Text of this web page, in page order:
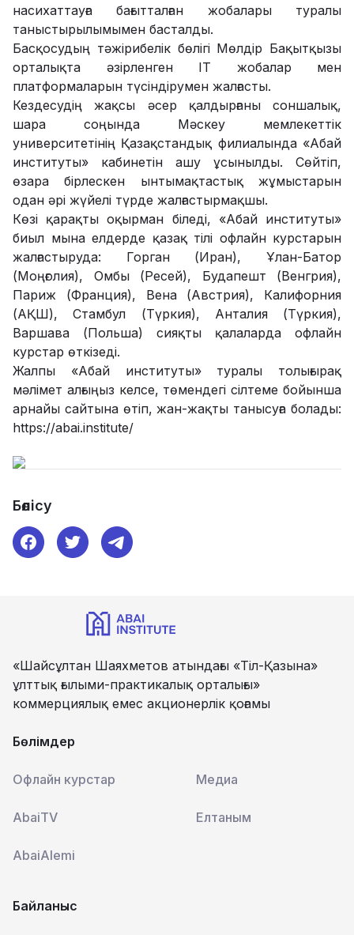
насихаттауға бағытталған жобалары туралы
таныстырылымымен басталды.
Басқосудың тәжірибелік бөлігі Мөлдір Бақытқызы
орталықта әзірленген IT жобалар мен
платформаларын түсіндірумен жалғасты.
Кездесудің жақсы әсер қалдырғаны соншалық,
шара соңында Мәскеу мемлекеттік
университетінің Қазақстандық филиалында «Абай
институты» кабинетін ашу ұсынылды. Сөйтіп,
өзара бірлескен ынтымақтастық жұмыстарын
одан әрі жүйелі түрде жалғастырмақшы.
Көзі қарақты оқырман біледі, «Абай институты»
биыл мына елдерде қазақ тілі офлайн курстарын
жалғастыруда: Горган (Иран), Ұлан-Батор
(Моңғолия), Омбы (Ресей), Будапешт (Венгрия),
Париж (Франция), Вена (Австрия), Калифорния
(АҚШ), Стамбул (Түркия), Анталия (Түркия),
Варшава (Польша) сияқты қалаларда офлайн
курстар өткізеді.
Жалпы «Абай институты» туралы толығырақ
мәлімет алғыңыз келсе, төмендегі сілтеме бойынша
арнайы сайтына өтіп, жан-жақты танысуға болады:
https://abai.institute/
Бөлісу
«Шайсұлтан Шаяхметов атындағы «Тіл-Қазына»
ұлттық ғылыми-практикалық орталығы»
коммерциялық емес акционерлік қоғамы
Бөлімдер
Офлайн курстар Медиа
AbaiTV Елтаным
AbaiAlemi
Байланыс